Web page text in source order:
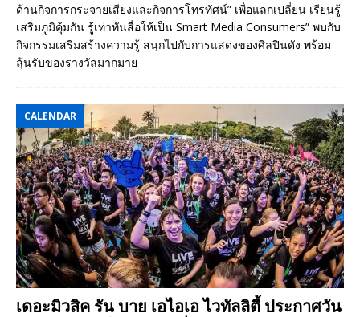
ด้านกิจการกระจายเสียงและกิจการโทรทัศน์” เพื่อแลกเปลี่ยน เรียนรู้
เสริมภูมิคุ้มกัน รู้เท่าทันสื่อให้เป็น Smart Media Consumers” พบกับ
กิจกรรมเสริมสร้างความรู้ สนุกไปกับการแสดงของศิลปินดัง พร้อม
ลุ้นรับของรางวัลมากมาย
CALENDAR
เดอะมิวสิค รัน บาย เอไอเอ ไวทัลลิตี้ ประกาศวัน